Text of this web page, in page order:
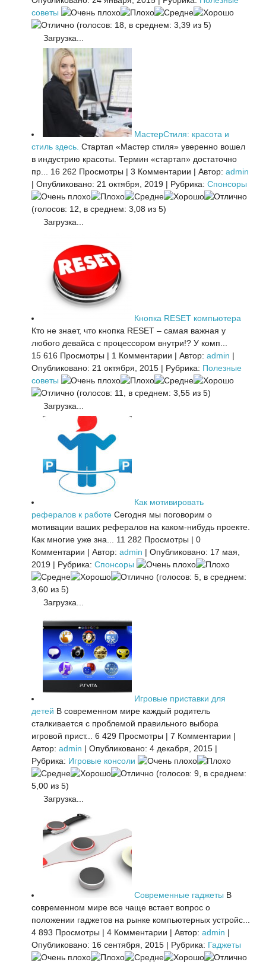
советы
(голосов: 18, в среднем: 3,39 из 5)
Загрузка...
МастерСтиля: красота и
стиль здесь. Стартап «Мастер стиля» уверенно вошел
в индустрию красоты. Термин «стартап» достаточно
пр...
16 262 Просмотры | 3 Комментарии | Автор: admin
| Опубликовано: 21 октября, 2019 | Рубрика: Спонсоры
(голосов: 12, в среднем: 3,08 из 5)
Загрузка...
Кнопка RESET компьютера
Кто не знает, что кнопка RESET – самая важная у
любого девайса с процессором внутри!? У комп...
15 616 Просмотры | 1 Комментарии | Автор: admin |
Опубликовано: 21 октября, 2015 | Рубрика: Полезные
советы
(голосов: 11, в среднем: 3,55 из 5)
Загрузка...
Как мотивировать
рефералов к работе Сегодня мы поговорим о
мотивации ваших рефералов на каком-нибудь проекте.
Как многие уже зна...
11 282 Просмотры | 0
Комментарии | Автор: admin | Опубликовано: 17 мая,
2019 | Рубрика: Спонсоры
(голосов: 5, в среднем:
3,60 из 5)
Загрузка...
Игровые приставки для
детей В современном мире каждый родитель
сталкивается с проблемой правильного выбора
игровой прист...
6 429 Просмотры | 7 Комментарии |
Автор: admin | Опубликовано: 4 декабря, 2015 |
Рубрика: Игровые консоли
(голосов: 9, в среднем:
5,00 из 5)
Загрузка...
Современные гаджеты В
современном мире все чаще встает вопрос о
положении гаджетов на рынке компьютерных устройс...
4 893 Просмотры | 4 Комментарии | Автор: admin |
Опубликовано: 16 сентября, 2015 | Рубрика: Гаджеты